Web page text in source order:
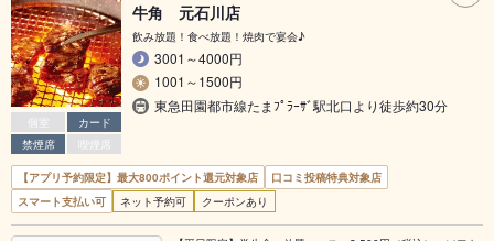
個室
カード
禁煙席
喫煙席
牛角 元石川店
飲み放題！食べ放題！焼肉で宴会♪
3001～4000円
1001～1500円
東急田園都市線たまﾌﾟﾗｰｻﾞ駅北口より徒歩約30分
【アプリ予約限定】最大800ポイント還元対象店
口コミ投稿特典対象店
スマート支払い可
ネット予約可 クーポンあり